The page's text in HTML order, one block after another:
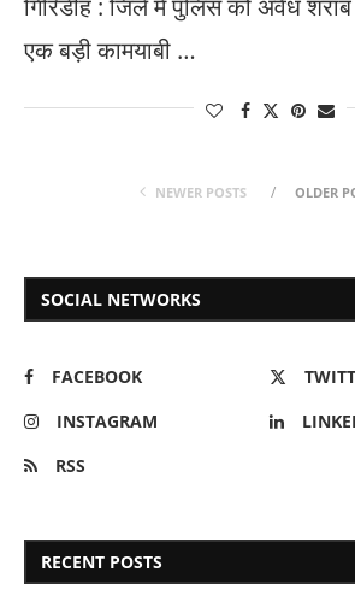
​गिरिडीह : जिले में पुलिस को अवैध
एक बड़ी कामयाबी …
NEWER POSTS OLDER
SOCIAL NETWORKS
FACEBOOK
INSTAGRAM
RSS
RECENT POSTS